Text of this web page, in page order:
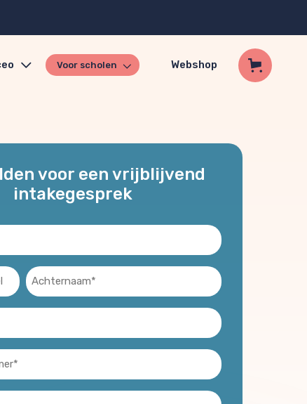
Voor scholen Webshop
voor een vrijblijvend
intakegesprek
Achternaam
(Vereist)